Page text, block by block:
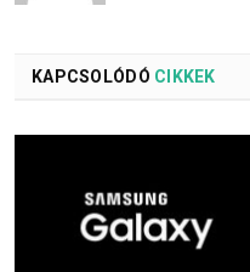
KAPCSOLÓDÓ CIKKEK